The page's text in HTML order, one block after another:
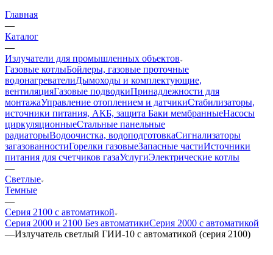
Главная
—
Каталог
—
Излучатели для промышленных объектов
Газовые котлыБойлеры, газовые проточные
водонагревателиДымоходы и комплектующие,
вентиляцияГазовые подводкиПринадлежности для
монтажаУправление отоплением и датчикиСтабилизаторы,
источники питания, АКБ, защита Баки мембранныеНасосы
циркуляционныеСтальные панельные
радиаторыВодоочистка, водоподготовкаСигнализаторы
загазованностиГорелки газовыеЗапасные частиИсточники
питания для счетчиков газаУслугиЭлектрические котлы
—
Светлые
Темные
—
Серия 2100 с автоматикой
Серия 2000 и 2100 Без автоматикиСерия 2000 с автоматикой
—Излучатель светлый ГИИ-10 с автоматикой (серия 2100)